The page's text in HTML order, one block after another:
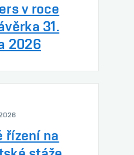
v roce
31.
2026
řízení na